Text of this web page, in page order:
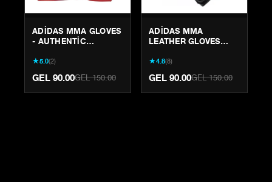
ADIDAS MMA GLOVES
- AUTHENTIC
STRIKING GEAR
★5.0(2)
GEL 90.00GEL 150.00
ADIDAS MMA
LEATHER GLOVES
AUTHENTIC COMBAT
GEAR
★4.8(8)
GEL 90.00GEL 150.00